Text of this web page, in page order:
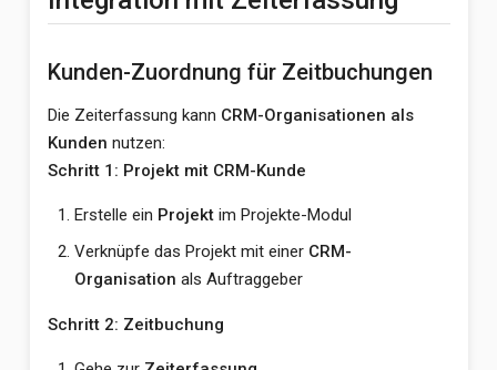
Kunden-Zuordnung für Zeitbuchungen
Die Zeiterfassung kann CRM-Organisationen als
Kunden nutzen:
Schritt 1: Projekt mit CRM-Kunde
Erstelle ein Projektim Projekte-Modul
Verknüpfe das Projekt mit einer CRM-
Organisation als Auftraggeber
Schritt 2: Zeitbuchung